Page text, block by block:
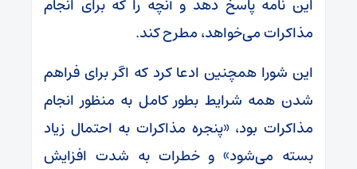
مذاکرات می‌خواهد، مطرح کند.
این شورا همچنین ادعا کرد که اگر برای فراهم
شدن همه شرایط بطور کامل به منظور انجام
مذاکرات بود، «پنجره مذاکرات به احتمال زیاد
بسته می‌شود» و خطرات به شدت افزایش